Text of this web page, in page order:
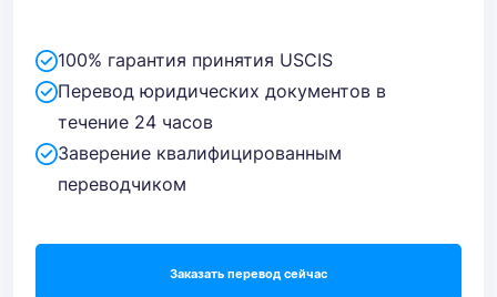
100% гарантия принятия USCIS
Перевод юридических документов в
течение 24 часов
Заверение квалифицированным
переводчиком
Заказать перевод сейчас